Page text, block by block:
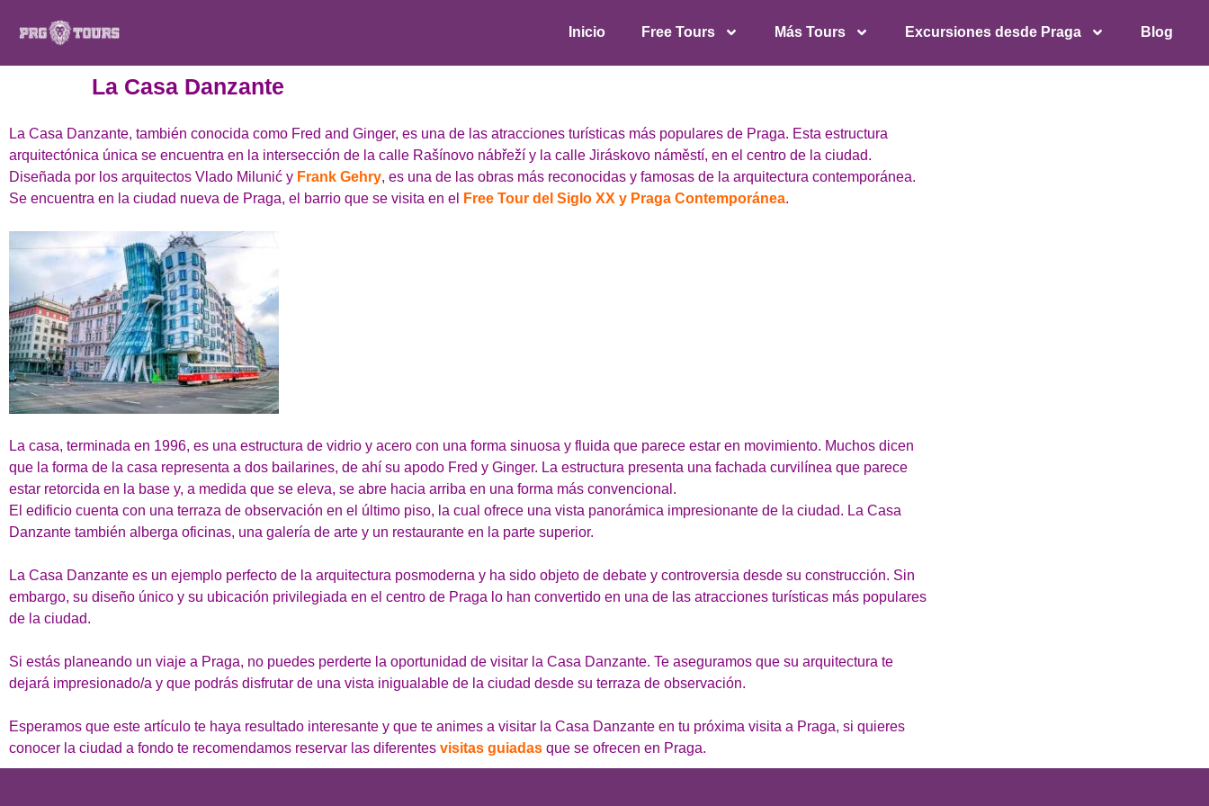
Inicio Free Tours Más Tours Excursiones desde Praga Blog
La Casa Danzante
La Casa Danzante, también conocida como Fred and Ginger, es una de las atracciones turísticas más populares de Praga. Esta estructura
arquitectónica única se encuentra en la intersección de la calle Rašínovo nábřeží y la calle Jiráskovo náměstí, en el centro de la ciudad.
Diseñada por los arquitectos Vlado Milunić y Frank Gehry, es una de las obras más reconocidas y famosas de la arquitectura contemporánea.
Se encuentra en la ciudad nueva de Praga, el barrio que se visita en el
Free Tour del Siglo XX y Praga Contemporánea.
La casa, terminada en 1996, es una estructura de vidrio y acero con una forma sinuosa y fluida que parece estar en movimiento. Muchos dicen
que la forma de la casa representa a dos bailarines, de ahí su apodo Fred y Ginger. La estructura presenta una fachada curvilínea que parece
estar retorcida en la base y, a medida que se eleva, se abre hacia arriba en una forma más convencional.
El edificio cuenta con una terraza de observación en el último piso, la cual ofrece una vista panorámica impresionante de la ciudad. La Casa
Danzante también alberga oficinas, una galería de arte y un restaurante en la parte superior.
La Casa Danzante es un ejemplo perfecto de la arquitectura posmoderna y ha sido objeto de debate y controversia desde su construcción. Sin
embargo, su diseño único y su ubicación privilegiada en el centro de Praga lo han convertido en una de las atracciones turísticas más populares
de la ciudad.
Si estás planeando un viaje a Praga, no puedes perderte la oportunidad de visitar la Casa Danzante. Te aseguramos que su arquitectura te
dejará impresionado/a y que podrás disfrutar de una vista inigualable de la ciudad desde su terraza de observación.
Esperamos que este artículo te haya resultado interesante y que te animes a visitar la Casa Danzante en tu próxima visita a Praga, si quieres
conocer la ciudad a fondo te recomendamos reservar las diferentes visitas guiadas que se ofrecen en Praga.